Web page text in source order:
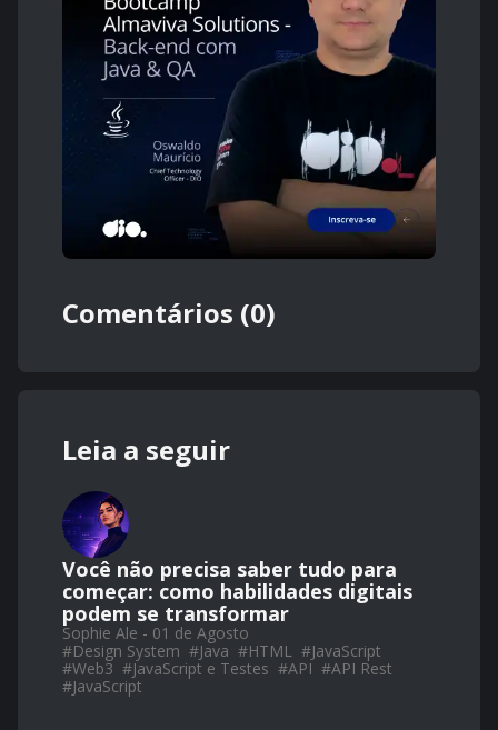
Comentários (0)
Leia a seguir
Você não precisa saber tudo para
começar: como habilidades digitais
podem se transformar
Sophie Ale - 01 de Agosto
#Design System #Java #HTML #JavaScript
#Web3 #JavaScript e Testes #API #API Rest
#JavaScript